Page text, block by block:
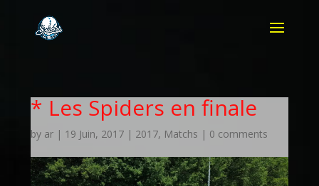
* Les Spiders en finale
by ar| 19 Juin, 2017| 2017, Matchs | 0 comments